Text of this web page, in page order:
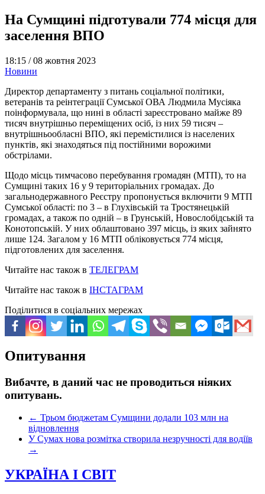
На Сумщині підготували 774 місця для
заселення ВПО
18:15 /08 жовтня 2023
Новини
Директор департаменту з питань соціальної політики,
ветеранів та реінтеграції Сумської ОВА Людмила Мусіяка
поінформувала, що нині в області зареєстровано майже 89
тисяч внутрішньо переміщених осіб, із них 59 тисяч –
внутрішньообласні ВПО, які перемістилися із населених
пунктів, які знаходяться під постійними ворожими
обстрілами.
Щодо місць тимчасово перебування громадян (МТП), то на
Сумщині таких 16 у 9 територіальних громадах. До
загальнодержавного Реєстру пропонується включити 9 МТП
Сумської області: по 3 – в Глухівській та Тростянецькій
громадах, а також по одній – в Грунській, Новослобідській та
Конотопській. У них облаштовано 397 місць, із яких зайнято
лише 124. Загалом у 16 МТП обліковується 774 місця,
підготовлених для заселення.
Читайте нас також в ТЕЛЕГРАМ
Читайте нас також в ІНСТАГРАМ
Поділитися в соціальних мережах
Опитування
Вибачте, в даний час не проводиться ніяких
опитувань.
← Трьом бюджетам Сумщини додали 103 млн на
відновлення
У Сумах нова розмітка створила незручності для водіїв
→
УКРАЇНА І СВІТ